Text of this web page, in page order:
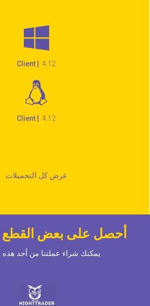
Client | 4.12
Client | 4.12
عرض كل التحميلات
أحصل على بعض القطع
يمكنك شراء عملتنا من أحد